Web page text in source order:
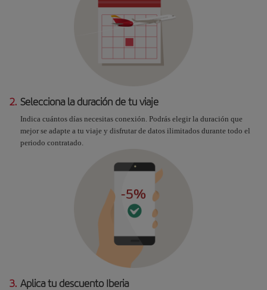
2. Selecciona la duración de tu viaje
Indica cuántos días necesitas conexión. Podrás elegir la duración que
mejor se adapte a tu viaje y disfrutar de datos ilimitados durante todo el
periodo contratado.
3. Aplica tu descuento Iberia